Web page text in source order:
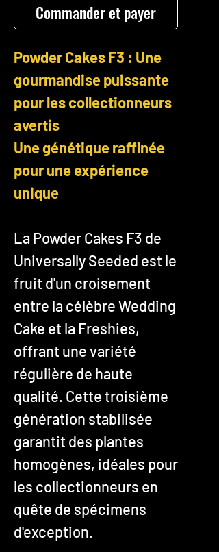
Commander et payer
Powder Cakes F3 : Une
gourmandise puissante
pour les collectionneurs
avertis
Une génétique raffinée
pour une expérience
unique
La Powder Cakes F3 de
Universally Seeded est le
fruit d'un croisement
entre la célèbre Wedding
Cake et la Freshies,
offrant une variété
régulière de haute
qualité. Cette troisième
génération stabilisée
garantit des plantes
homogènes, idéales pour
les collectionneurs en
quête de spécimens
d'exception.